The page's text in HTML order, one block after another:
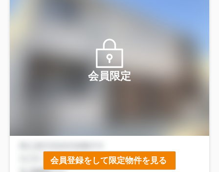
会員限定
会員登録をして限定物件を見る